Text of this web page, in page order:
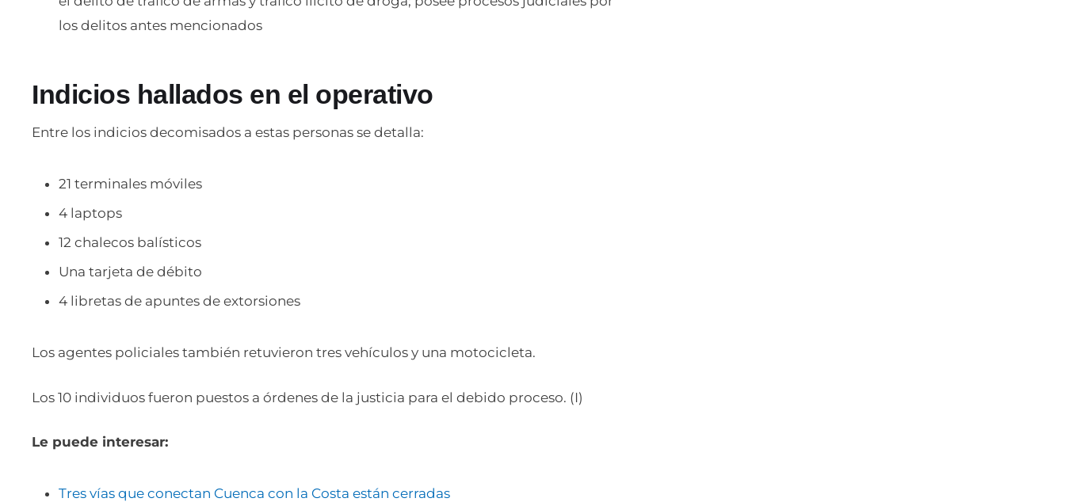
los delitos antes mencionados
Indicios hallados en el operativo
Entre los indicios decomisados a estas personas se detalla:
21 terminales móviles
4 laptops
12 chalecos balísticos
Una tarjeta de débito
4 libretas de apuntes de extorsiones
Los agentes policiales también retuvieron tres vehículos y una motocicleta.
Los 10 individuos fueron puestos a órdenes de la justicia para el debido proceso. (I)
Le puede interesar:
Tres vías que conectan Cuenca con la Costa están cerradas